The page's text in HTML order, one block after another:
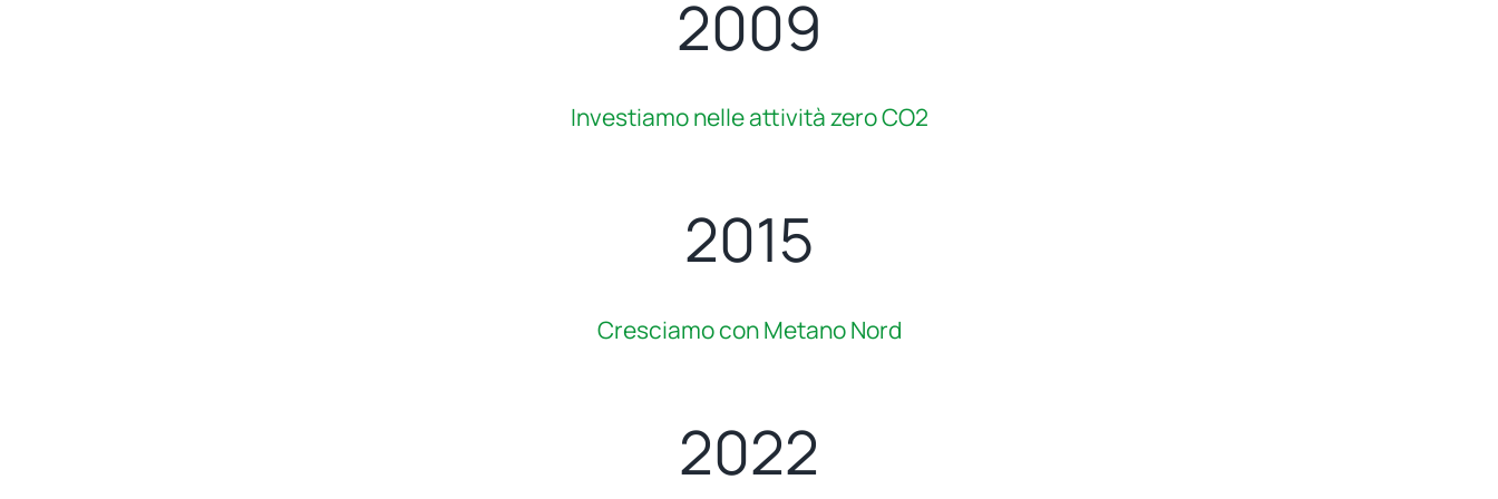
2009
Investiamo nelle attività zero CO2
2015
Cresciamo con Metano Nord
2022